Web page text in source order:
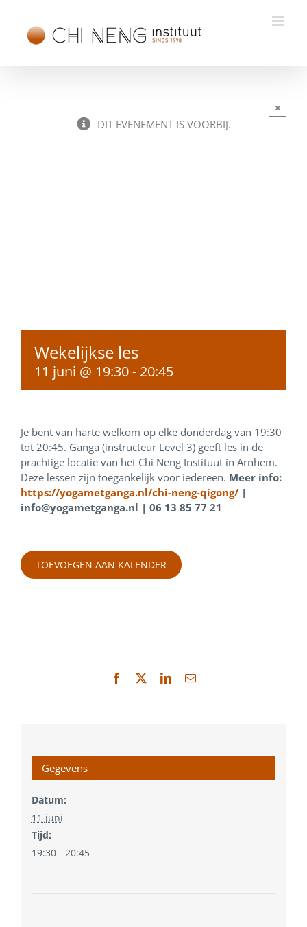
inhoud
DIT EVENEMENT IS VOORBIJ.
×
Wekelijkse les
11 juni @ 19:30- 20:45
Je bent van harte welkom op elke donderdag van 19:30
tot 20:45. Ganga (instructeur Level 3) geeft les in de
prachtige locatie van het Chi Neng Instituut in Arnhem.
Deze lessen zijn toegankelijk voor iedereen. Meer info:
https://yogametganga.nl/chi-neng-qigong/ |
info@yogametganga.nl | 06 13 85 77 21
TOEVOEGEN AAN KALENDER
Facebook LinkedIn
E-
Gegevens
Datum:
11 juni
Tijd:
19:30 - 20:45